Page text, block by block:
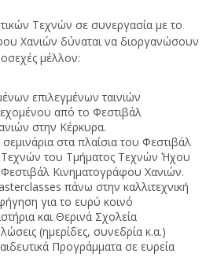
Τεχνών σε συνεργασία με το
Χανιών δύναται να διοργανώσουν
μέλλον:
επιλεγμένων ταινιών
από το Φεστιβάλ
στην Κέρκυρα.
σεμινάρια στα πλαίσια του Φεστιβάλ
Τεχνών του Τμήματος Τεχνών Ήχου
Φεστιβάλ Κινηματογράφου Χανιών.
πάνω στην καλλιτεχνική
για το ευρύ κοινό
και Θερινά Σχολεία
(ημερίδες, συνεδρία κ.α.)
Προγράμματα σε ευρεία